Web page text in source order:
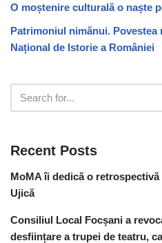
O moștenire culturală o naște
Patrimoniul nimănui. Povestea
Național de Istorie a României
Recent Posts
MoMA îi dedică o
Ujică
Consiliul Local Focșani a
desființare a trupei de teatru,